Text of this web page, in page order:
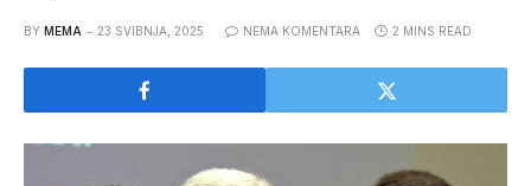
BY MEMA 23 SVIBNJA, 2025 NEMA KOMENTARA 2 MINS READ